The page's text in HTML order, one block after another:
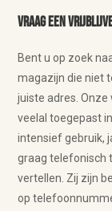
Vraag een
Bent u op zoek
magazijn die niet
juiste adres.
veelal toegepast
intensief gebruik,
graag telefonisch
vertellen. Zij zijn
op